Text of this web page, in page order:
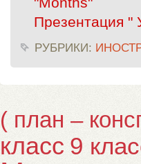
Презентация "
РУБРИКИ:
( план –
класс 9